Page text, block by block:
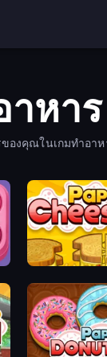
าหาร
องคุณในเกมทำอ
Bake Papa's